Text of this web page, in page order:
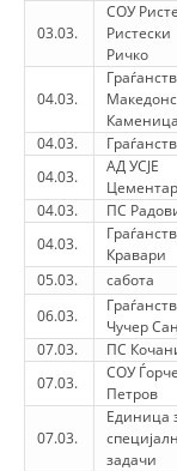
03.03.
СОУ Ристе
Ристески
Ричко
04.03.
Каменица
04.03.
04.03.
АД УСЈЕ
04.03.
ПС
04.03.
Кравари
05.03.
сабота
06.03.
Чучер
07.03.
ПС
07.03.
СОУ Ѓорче
Петров
07.03.
Единица
задачи